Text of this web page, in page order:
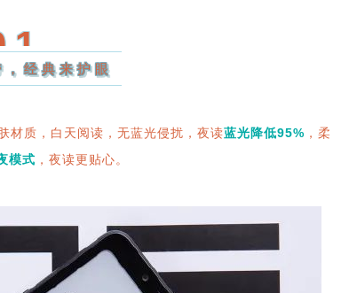
，经典来护眼
材质，白天阅读，无蓝光侵扰，夜读蓝光降低95% ，柔
模式 ，夜读更贴心。